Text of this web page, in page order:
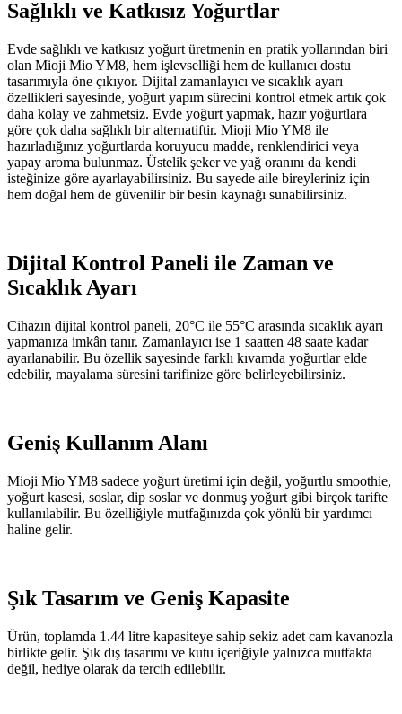
Sağlıklı ve Katkısız Yoğurtlar
Evde sağlıklı ve katkısız yoğurt üretmenin en pratik yollarından biri
olan Mioji Mio YM8, hem işlevselliği hem de kullanıcı dostu
tasarımıyla öne çıkıyor. Dijital zamanlayıcı ve sıcaklık ayarı
özellikleri sayesinde, yoğurt yapım sürecini kontrol etmek artık çok
daha kolay ve zahmetsiz. Evde yoğurt yapmak, hazır yoğurtlara
göre çok daha sağlıklı bir alternatiftir. Mioji Mio YM8 ile
hazırladığınız yoğurtlarda koruyucu madde, renklendirici veya
yapay aroma bulunmaz. Üstelik şeker ve yağ oranını da kendi
isteğinize göre ayarlayabilirsiniz. Bu sayede aile bireyleriniz için
hem doğal hem de güvenilir bir besin kaynağı sunabilirsiniz.
Dijital Kontrol Paneli ile Zaman ve
Sıcaklık Ayarı
Cihazın dijital kontrol paneli, 20°C ile 55°C arasında sıcaklık ayarı
yapmanıza imkân tanır. Zamanlayıcı ise 1 saatten 48 saate kadar
ayarlanabilir. Bu özellik sayesinde farklı kıvamda yoğurtlar elde
edebilir, mayalama süresini tarifinize göre belirleyebilirsiniz.
Geniş Kullanım Alanı
Mioji Mio YM8 sadece yoğurt üretimi için değil, yoğurtlu smoothie,
yoğurt kasesi, soslar, dip soslar ve donmuş yoğurt gibi birçok tarifte
kullanılabilir. Bu özelliğiyle mutfağınızda çok yönlü bir yardımcı
haline gelir.
Şık Tasarım ve Geniş Kapasite
Ürün, toplamda 1.44 litre kapasiteye sahip sekiz adet cam kavanozla
birlikte gelir. Şık dış tasarımı ve kutu içeriğiyle yalnızca mutfakta
değil, hediye olarak da tercih edilebilir.